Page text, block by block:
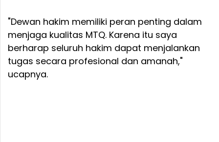
"Dewan hakim memiliki peran penting dalam
menjaga kualitas MTQ. Karena itu saya
berharap seluruh hakim dapat menjalankan
tugas secara profesional dan amanah,"
ucapnya.